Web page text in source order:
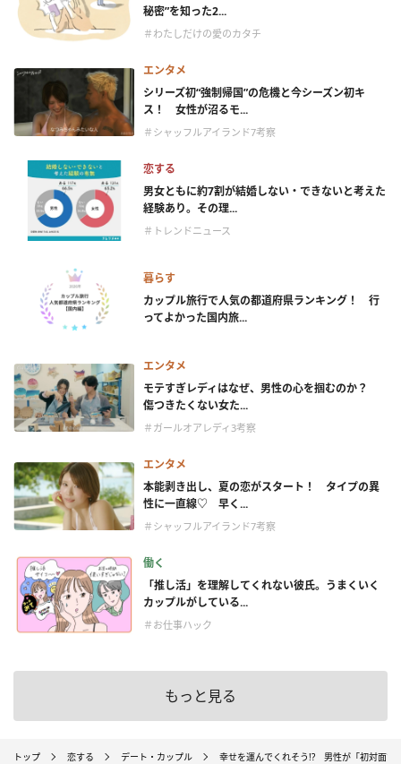
秘密”を知った2...
＃わたしだけの愛のカタチ
エンタメ
シリーズ初“強制帰国”の危機と今シーズン初キ
ス！ 女性が沼るモ...
＃シャッフルアイランド7考察
恋する
男女ともに約7割が結婚しない・できないと考えた
経験あり。その理...
＃トレンドニュース
暮らす
カップル旅行で人気の都道府県ランキング！ 行
ってよかった国内旅...
エンタメ
モテすぎレディはなぜ、男性の心を掴むのか？
傷つきたくない女た...
＃ガールオアレディ3考察
エンタメ
本能剥き出し、夏の恋がスタート！ タイプの異
性に一直線♡ 早く...
＃シャッフルアイランド7考察
働く
「推し活」を理解してくれない彼氏。うまくいく
カップルがしている...
＃お仕事ハック
もっと見る
トップ 恋する デート・カップル 幸せを運んでくれそう!? 男性が「初対面で